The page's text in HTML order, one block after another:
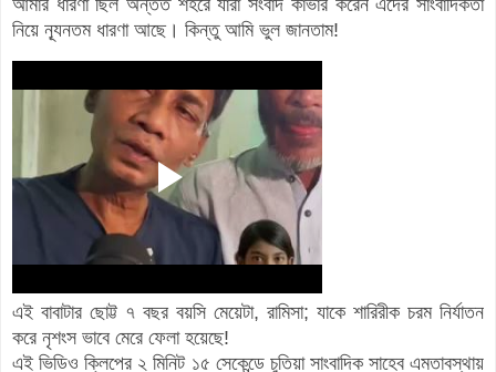
আমার ধারণা ছিল অন্তত শহরে যারা সংবাদ কাভার করেন এদের সাংবাদিকতা
নিয়ে ন্যূনতম ধারণা আছে। কিন্তু আমি ভুল জানতাম!
এই বাবাটার ছোট্ট ৭ বছর বয়সি মেয়েটা, রামিসা; যাকে শারিরীক চরম নির্যাতন
করে নৃশংস ভাবে মেরে ফেলা হয়েছে!
এই ভিডিও ক্লিপের ২ মিনিট ১৫ সেকেন্ডে চুতিয়া সাংবাদিক সাহেব এমতাবস্থায়